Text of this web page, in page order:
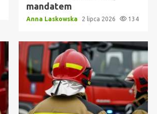
mandatem
Anna Laskowska 2 lipca 2026 134